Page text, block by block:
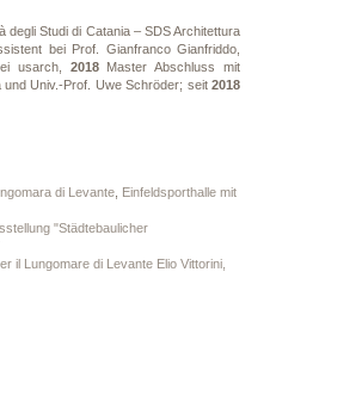
Studi di Catania – SDS Architettura
bei Prof. Gianfranco Gianfriddo,
usarch, 2018Master Abschluss mit
und Univ.-Prof. Uwe Schröder; seit 2018
di Levante, Einfeldsporthalle mit
"Städtebaulicher
il Lungomare di Levante Elio Vittorini,